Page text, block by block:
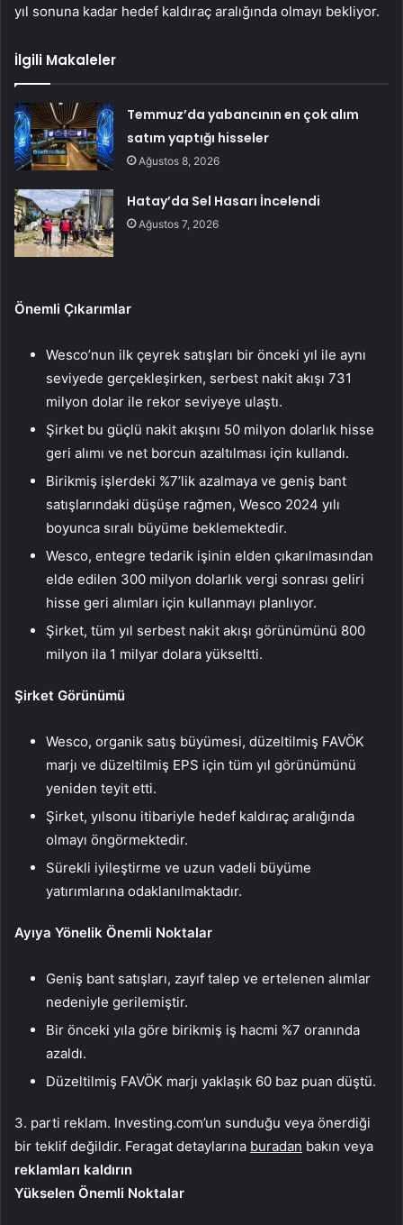
yıl sonuna kadar hedef kaldıraç aralığında olmayı bekliyor.
İlgili Makaleler
Temmuz’da yabancının en çok alım
satım yaptığı hisseler
Ağustos 8, 2026
Hatay’da Sel Hasarı İncelendi
Ağustos 7, 2026
Önemli Çıkarımlar
Wesco’nun ilk çeyrek satışları bir önceki yıl ile aynı
seviyede gerçekleşirken, serbest nakit akışı 731
milyon dolar ile rekor seviyeye ulaştı.
Şirket bu güçlü nakit akışını 50 milyon dolarlık hisse
geri alımı ve net borcun azaltılması için kullandı.
Birikmiş işlerdeki %7’lik azalmaya ve geniş bant
satışlarındaki düşüşe rağmen, Wesco 2024 yılı
boyunca sıralı büyüme beklemektedir.
Wesco, entegre tedarik işinin elden çıkarılmasından
elde edilen 300 milyon dolarlık vergi sonrası geliri
hisse geri alımları için kullanmayı planlıyor.
Şirket, tüm yıl serbest nakit akışı görünümünü 800
milyon ila 1 milyar dolara yükseltti.
Şirket Görünümü
Wesco, organik satış büyümesi, düzeltilmiş FAVÖK
marjı ve düzeltilmiş EPS için tüm yıl görünümünü
yeniden teyit etti.
Şirket, yılsonu itibariyle hedef kaldıraç aralığında
olmayı öngörmektedir.
Sürekli iyileştirme ve uzun vadeli büyüme
yatırımlarına odaklanılmaktadır.
Ayıya Yönelik Önemli Noktalar
Geniş bant satışları, zayıf talep ve ertelenen alımlar
nedeniyle gerilemiştir.
Bir önceki yıla göre birikmiş iş hacmi %7 oranında
azaldı.
Düzeltilmiş FAVÖK marjı yaklaşık 60 baz puan düştü.
3. parti reklam. Investing.com’un sunduğu veya önerdiği
bir teklif değildir. Feragat detaylarına buradan bakın veya
reklamları kaldırın
Yükselen Önemli Noktalar